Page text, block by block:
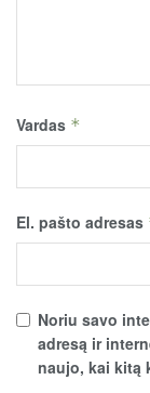
Vardas *
El. pašto adresas
Noriu savo
adresą ir
naujo, kai kitą